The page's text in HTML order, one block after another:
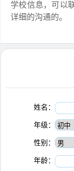
学校信息，可以
详细的沟通的。
姓名：
年级：
性别：
年龄：